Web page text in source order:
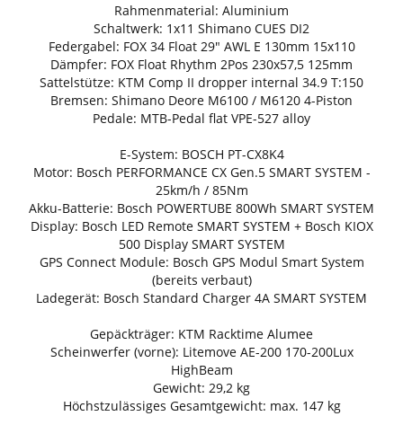
Rahmenmaterial: Aluminium
Schaltwerk: 1x11 Shimano CUES DI2
Federgabel: FOX 34 Float 29" AWL E 130mm 15x110
Dämpfer: FOX Float Rhythm 2Pos 230x57,5 125mm
Sattelstütze: KTM Comp II dropper internal 34.9 T:150
Bremsen: Shimano Deore M6100 / M6120 4-Piston
Pedale: MTB-Pedal flat VPE-527 alloy
E-System: BOSCH PT-CX8K4
Motor: Bosch PERFORMANCE CX Gen.5 SMART SYSTEM -
25km/h / 85Nm
Akku-Batterie: Bosch POWERTUBE 800Wh SMART SYSTEM
Display: Bosch LED Remote SMART SYSTEM + Bosch KIOX
500 Display SMART SYSTEM
GPS Connect Module: Bosch GPS Modul Smart System
(bereits verbaut)
Ladegerät: Bosch Standard Charger 4A SMART SYSTEM
Gepäckträger: KTM Racktime Alumee
Scheinwerfer (vorne): Litemove AE-200 170-200Lux
HighBeam
Gewicht: 29,2 kg
Höchstzulässiges Gesamtgewicht: max. 147 kg